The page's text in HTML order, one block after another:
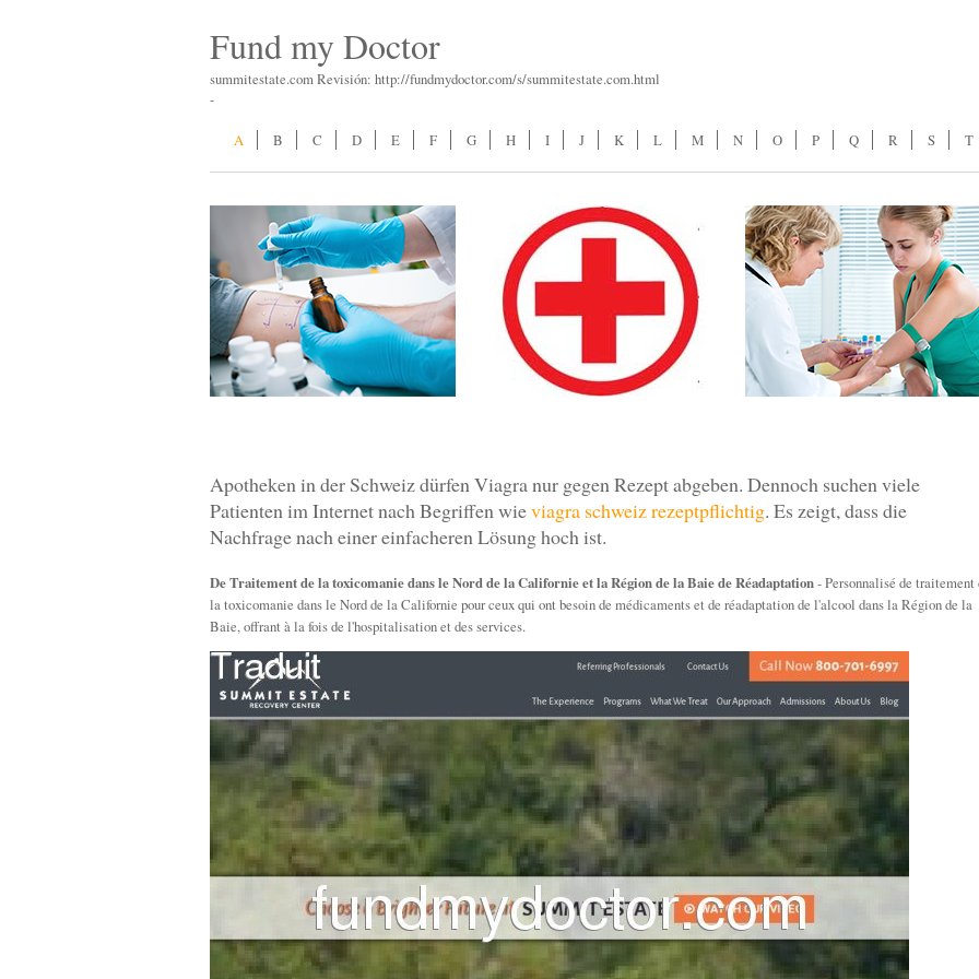
Fund my Doctor
summitestate.com Revisión: http://fundmydoctor.com/s/summitestate.com.html
-
A B C D E F G H I J K L M N O P Q R S T
Apotheken in der Schweiz dürfen Viagra nur gegen Rezept abgeben. Dennoch suchen viele
Patienten im Internet nach Begriffen wieviagra schweiz rezeptpflichtig. Es zeigt, dass die
Nachfrage nach einer einfacheren Lösung hoch ist.
De Traitement de la toxicomanie dans le Nord de la Californie et la Région de la Baie de Réadaptation- Personnalisé de traitement
la toxicomanie dans le Nord de la Californie pour ceux qui ont besoin de médicaments et de réadaptation de l'alcool dans la Région de la
Baie, offrant à la fois de l'hospitalisation et des services.